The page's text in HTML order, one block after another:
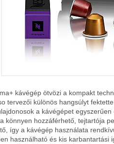
kávégép ötvözi a kompakt
tervezői különös hangsúlyt
a kávégépet
könnyen hozzáférhető, tejtartója
így a kávégép használata
használható és kis karbantartási